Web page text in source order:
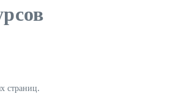
страниц.